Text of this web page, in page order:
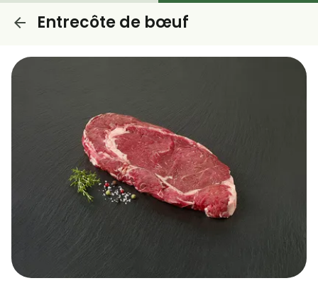
Entrecôte de bœuf